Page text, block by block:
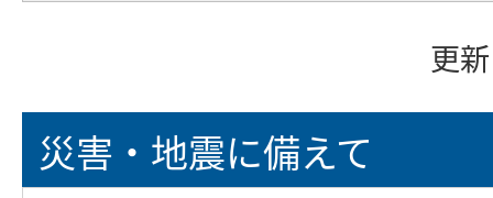
更
災害・地震に備えて